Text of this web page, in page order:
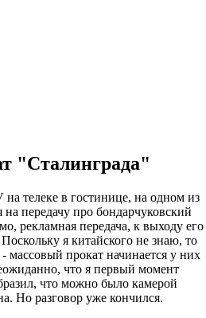
"Сталинграда"
телеке в гостинице, на одном из
передачу про бондарчуковский
рекламная передача, к выходу его
я китайского не знаю, то
массовый прокат начинается у них
что я первый момент
что можно было камерой
Но разговор уже кончился.